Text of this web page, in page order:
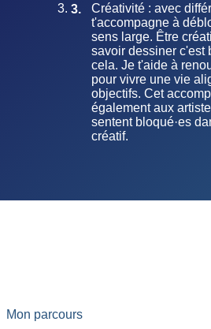
Créativité : avec
t'accompagne à
sens large. Être
savoir dessiner c'est
cela. Je t'aide à
pour vivre une vie
objectifs. Cet
également aux
sentent bloqué·es
créatif.
Mon parcours